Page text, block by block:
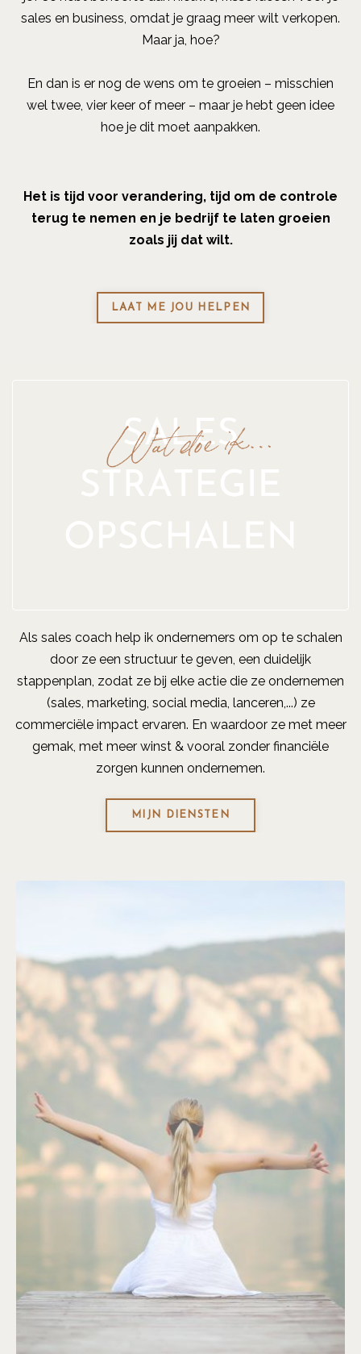
sales en business, omdat je graag meer wilt verkopen.
Maar ja, hoe?
En dan is er nog de wens om te groeien – misschien
wel twee, vier keer of meer – maar je hebt geen idee
hoe je dit moet aanpakken.
Het is tijd voor verandering, tijd om de controle
terug te nemen en je bedrijf te laten groeien
zoals jij dat wilt.
LAAT ME JOU HELPEN
Als sales coach help ik ondernemers om op te schalen
door ze een structuur te geven, een duidelijk
stappenplan, zodat ze bij elke actie die ze ondernemen
(sales, marketing, social media, lanceren,...) ze
commerciële impact ervaren. En waardoor ze met meer
gemak, met meer winst & vooral zonder financiële
zorgen kunnen ondernemen.
MIJN DIENSTEN